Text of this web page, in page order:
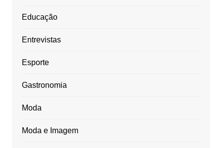
Educação
Entrevistas
Esporte
Gastronomia
Moda
Moda e Imagem